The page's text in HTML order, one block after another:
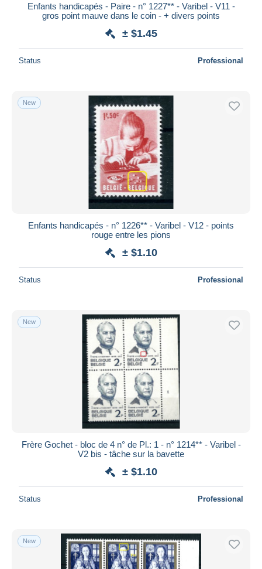
Enfants handicapés - Paire - n° 1227** - Varibel - V11 -
gros point mauve dans le coin - + divers points
± $1.45
Status Professional
New
Enfants handicapés - n° 1226** - Varibel - V12 - points
rouge entre les pions
± $1.10
Status Professional
New
Frère Gochet - bloc de 4 n° de Pl.: 1 - n° 1214** - Varibel -
V2 bis - tâche sur la bavette
± $1.10
Status Professional
New